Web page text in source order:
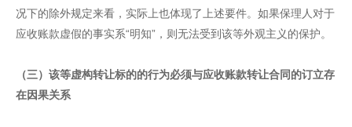
况下的除外规定来看，实际上也体现了上述要件。如果保理人对于
应收账款虚假的事实系“明知”，则无法受到该等外观主义的保护。
（三）该等虚构转让标的的行为必须与应收账款转让合同的订立存
在因果关系